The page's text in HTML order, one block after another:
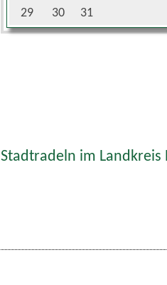
29
30 31
Stadtradeln im Landkreis